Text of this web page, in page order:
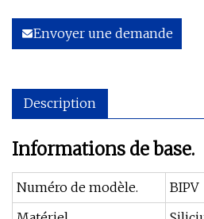
Envoyer une demande
Description
Informations de base.
Numéro de modèle.
BIPV